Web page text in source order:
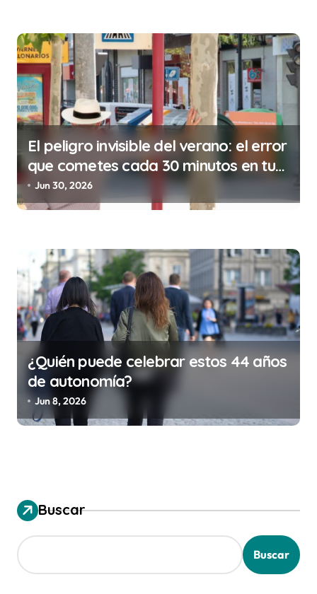
a
d
a
s
El peligro invisible del verano: el error
que cometes cada 30 minutos en tu
trabajo (y la ilegalidad que te puede
costar la vida)
Jun 30, 2026
¿Quién puede celebrar estos 44 años
de autonomía?
Jun 8, 2026
Buscar
Buscar